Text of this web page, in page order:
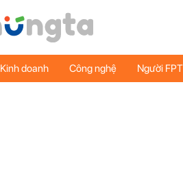
Kinh doanh Công nghệ Người FPT